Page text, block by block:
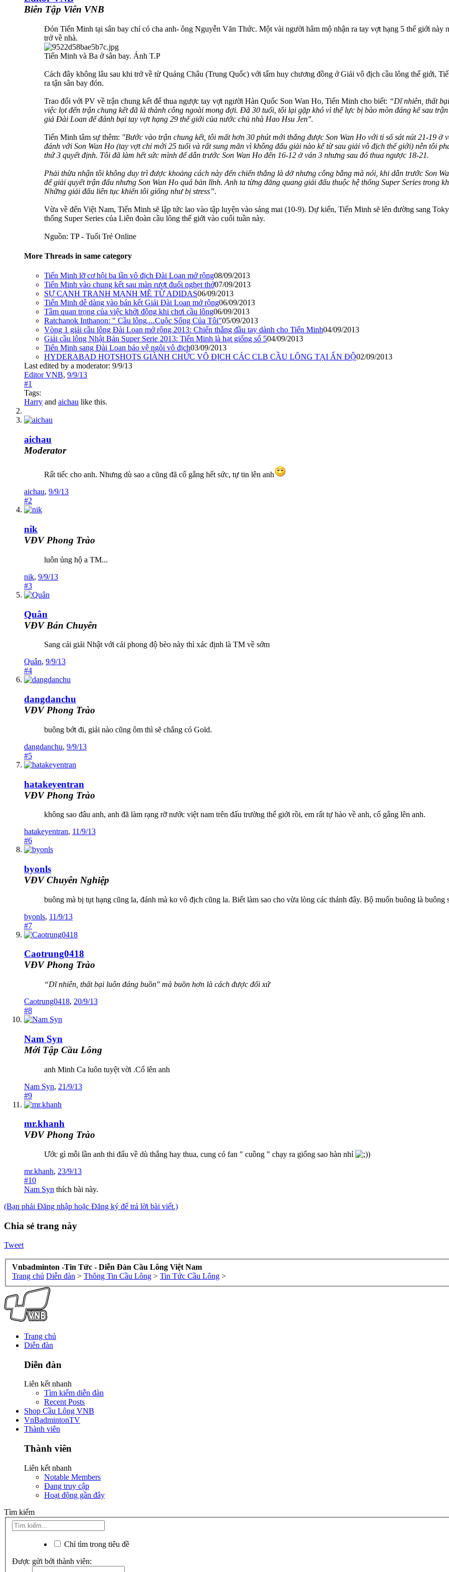
Biên Tập Viên VNB
Đón Tiến Minh tại sân bay chỉ có cha anh- ông Nguyễn Văn Thức. Một vài người hâm mộ nhận ra tay vợt hạng 5 thế giới này
trở về nhà.
Tiến Minh và Ba ở sân bay. Ảnh T.P
Cách đây không lâu sau khi trở về từ Quảng Châu (Trung Quốc) với tấm huy chương đồng ở Giải vô địch cầu lông thế giới,
ra tận sân bay đón.
Trao đổi với PV về trận chung kết để thua ngược tay vợt người Hàn Quốc Son Wan Ho, Tiến Minh cho biết: “Dĩ nhiên, thất
việc lọt đến trận chung kết đã là thành công ngoài mong đợi. Đã 30 tuổi, tôi lại gặp khó vì thể lực bị bào mòn đáng kể sau
giả Đài Loan để đánh bại tay vợt hạng 29 thế giới của nước chủ nhà Hao Hsu Jen".
Tiến Minh tâm sự thêm: "Bước vào trận chung kết, tôi mất hơn 30 phút mới thắng được Son Wan Ho với tỉ số sát nút 21-19 ở
đánh với Son Wan Ho (tay vợt chỉ mới 25 tuổi và rất sung mãn vì không đấu giải nào kể từ sau giải vô địch thế giới) nên tôi
thứ 3 quyết định. Tôi đã làm hết sức mình để dẫn trước Son Wan Ho đến 16-12 ở ván 3 nhưng sau đó thua ngược 18-21.
Phải thừa nhận tôi không duy trì được khoảng cách này đến chiến thắng là dở nhưng công bằng mà nói, khi dẫn trước Son
để giải quyết trận đấu nhưng Son Wan Ho quá bản lĩnh. Anh ta từng đăng quang giải đấu thuộc hệ thống Super Series trong
Những giải đấu liên tục khiến tôi giống như bị stress”.
Vừa về đến Việt Nam, Tiến Minh sẽ lập tức lao vào tập luyện vào sáng mai (10-9). Dự kiến, Tiến Minh sẽ lên đường sang
thống Super Series của Liên đoàn cầu lông thế giới vào cuối tuần này.
Nguồn: TP - Tuổi Trẻ Online
More Threads in same category
Tiến Minh lỡ cơ hội ba lần vô địch Đài Loan mở rộng08/09/2013
Tiến Minh vào chung kết sau màn rượt đuổi nghẹt thở07/09/2013
SỰ CẠNH TRANH MẠNH MẼ TỪ ADIDAS06/09/2013
Tiến Minh dễ dàng vào bán kết Giải Đài Loan mở rộng06/09/2013
Tầm quan trọng của việc khởi động khi chơi cầu lông06/09/2013
Ratchanok Inthanon: " Cầu lông....Cuộc Sống Của Tôi"05/09/2013
Vòng 1 giải cầu lông Đài Loan mở rộng 2013: Chiến thắng đầu tay dành cho Tiến Minh04/09/2013
Giải cầu lông Nhật Bản Super Serie 2013: Tiến Minh là hạt giống số 504/09/2013
Tiến Minh sang Đài Loan bảo vệ ngôi vô địch03/09/2013
HYDERABAD HOTSHOTS GIÀNH CHỨC VÔ ĐỊCH CÁC CLB CẦU LÔNG TẠI ẤN ĐỘ02/09/2013
Last edited by a moderator: 9/9/13
Editor VNB, 9/9/13
#1
Tags:
Harry and aichau like this.
aichau
Moderator
Rất tiếc cho anh. Nhưng dù sao a cũng đã cố gắng hết sức, tự tin lên anh
aichau, 9/9/13
#2
nik
VĐV Phong Trào
luôn ủng hộ a TM...
nik, 9/9/13
#3
Quân
VĐV Bán Chuyên
Sang cái giải Nhật với cái phong độ bèo này thì xác định là TM về sớm
Quân, 9/9/13
#4
dangdanchu
VĐV Phong Trào
buông bớt đi, giải nào cũng ôm thì sẽ chẳng có Gold.
dangdanchu, 9/9/13
#5
hatakeyentran
VĐV Phong Trào
không sao đâu anh, anh đã làm rạng rỡ nước việt nam trên đấu trường thế giới rồi, em rất tự hào về anh, cố gắng lên anh.
hatakeyentran, 11/9/13
#6
byonls
VĐV Chuyên Nghiệp
buông mà bị tụt hạng cũng la, đánh mà ko vô địch cũng la. Biết làm sao cho vừa lòng các thánh đây. Bộ muốn buông là buông
byonls, 11/9/13
#7
Caotrung0418
VĐV Phong Trào
“Dĩ nhiên, thất bại luôn đáng buồn" mà buồn hơn là cách được đối xứ
Caotrung0418, 20/9/13
#8
Nam Syn
Mới Tập Cầu Lông
anh Minh Ca luôn tuyệt vời .Cố lên anh
Nam Syn, 21/9/13
#9
mr.khanh
VĐV Phong Trào
Ước gì mỗi lần anh thi đấu về dù thắng hay thua, cung có fan " cuồng " chạy ra giống sao hàn nhỉ
)
mr.khanh, 23/9/13
#10
Nam Syn thích bài này.
(Bạn phải Đăng nhập hoặc Đăng ký để trả lời bài viết.)
Chia sẻ trang này
Tweet
Vnbadminton -Tin Tức - Diễn Đàn Cầu Lông Việt Nam
Trang chủ Diễn đàn > Thông Tin Cầu Lông > Tin Tức Cầu Lông >
Trang chủ
Diễn đàn
Diễn đàn
Liên kết nhanh
Tìm kiếm diễn đàn
Recent Posts
Shop Cầu Lông VNB
VnBadmintonTV
Thành viên
Thành viên
Liên kết nhanh
Notable Members
Đang truy cập
Hoạt động gần đây
Tìm kiếm
Chỉ tìm trong tiêu đề
Được gửi bởi thành viên: